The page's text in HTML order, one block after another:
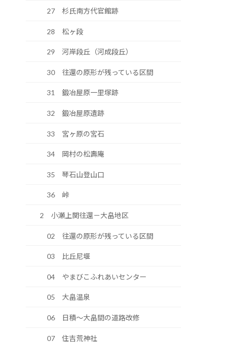
27 杉氏南方代官館跡
28 松ヶ段
29 河岸段丘（河成段丘）
30 往還の原形が残っている区間
31 鍛冶屋原一里塚跡
32 鍛冶屋原遺跡
33 宮ヶ原の宮石
34 岡村の松壽庵
35 琴石山登山口
36 峠
2 小瀬上関往還－大畠地区
02 往還の原形が残っている区間
03 比丘尼堰
04 やまびこふれあいセンター
05 大畠温泉
06 日積～大畠間の道路改修
07 住吉荒神社